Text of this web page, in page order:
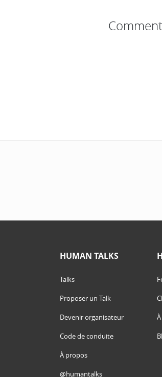
HUMAN TALKS
Talks
Proposer un Talk
Devenir organisateur
Code de conduite
À propos
@humantalks